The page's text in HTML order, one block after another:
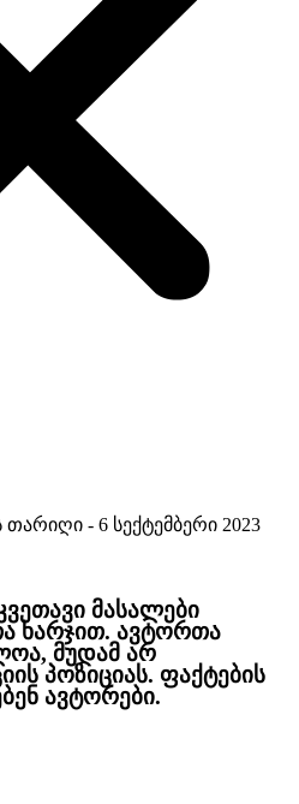
თარიღი - 6 სექტემბერი 2023
მასალები
ხარჯით. ავტორთა
მუდამ არ
პოზიციას. ფაქტების
ავტორები.